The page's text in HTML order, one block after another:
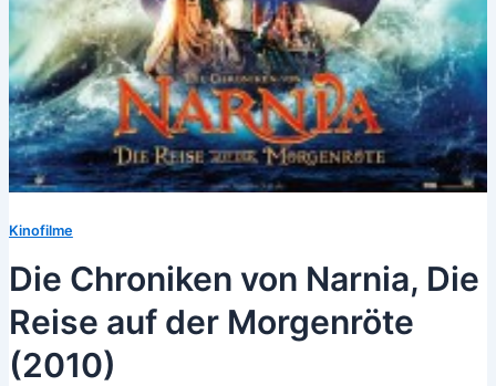
Kinofilme
Die Chroniken von Narnia, Die
Reise auf der Morgenröte
(2010)